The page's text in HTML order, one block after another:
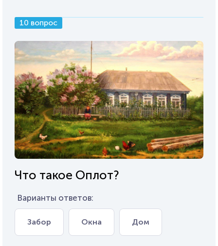
10 вопрос
Что такое Оплот?
Варианты ответов:
Забор Окна Дом